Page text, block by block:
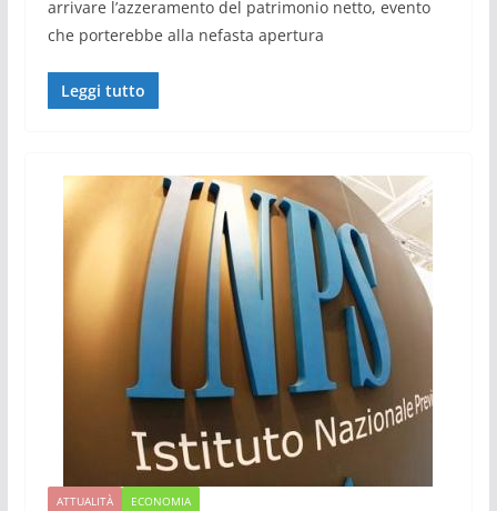
arrivare l’azzeramento del patrimonio netto, evento
che porterebbe alla nefasta apertura
Leggi tutto
ATTUALITÀ ECONOMIA